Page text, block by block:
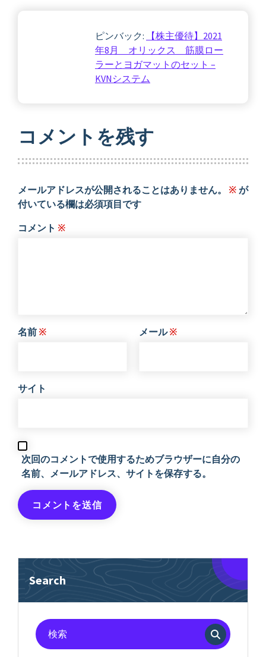
ピンバック:
【株主優待】2021
年8月 オリックス 筋膜ロー
ラーとヨガマットのセット –
KVNシステム
コメントを残す
メールアドレスが公開されることはありません。 ※ が
付いている欄は必須項目です
コメント ※
名前 ※ メール※
サイト
次回のコメントで使用するためブラウザーに自分の
名前、メールアドレス、サイトを保存する。
Search
検
索